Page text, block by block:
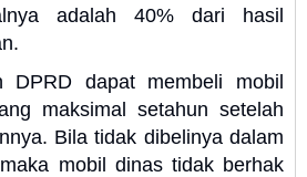
adalah 40% dari hasil
DPRD dapat membeli mobil
maksimal setahun setelah
Bila tidak dibelinya dalam
mobil dinas tidak berhak